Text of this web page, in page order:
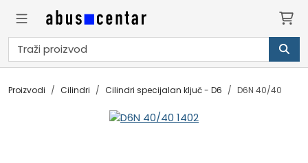
Proizvodi Cilindri Cilindri specijalan ključ - D6 D6N 40/40